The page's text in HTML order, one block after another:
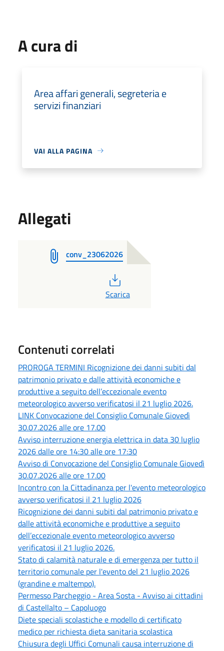
A cura di
Area affari generali, segreteria e
servizi finanziari
VAI ALLA PAGINA
Allegati
conv_23062026
PDF
Scarica
Contenuti correlati
PROROGA TERMINI Ricognizione dei danni subiti dal
patrimonio privato e dalle attività economiche e
produttive a seguito dell’eccezionale evento
meteorologico avverso verificatosi il 21 luglio 2026.
LINK Convocazione del Consiglio Comunale Giovedì
30.07.2026 alle ore 17.00
Avviso interruzione energia elettrica in data 30 luglio
2026 dalle ore 14:30 alle ore 17:30
Avviso di Convocazione del Consiglio Comunale Giovedì
30.07.2026 alle ore 17.00
Incontro con la Cittadinanza per l'evento meteorologico
avverso verificatosi il 21 luglio 2026
Ricognizione dei danni subiti dal patrimonio privato e
dalle attività economiche e produttive a seguito
dell’eccezionale evento meteorologico avverso
verificatosi il 21 luglio 2026.
Stato di calamità naturale e di emergenza per tutto il
territorio comunale per l'evento del 21 luglio 2026
(grandine e maltempo).
Permesso Parcheggio - Area Sosta - Avviso ai cittadini
di Castellalto – Capoluogo
Diete speciali scolastiche e modello di certificato
medico per richiesta dieta sanitaria scolastica
Chiusura degli Uffici Comunali causa interruzione di